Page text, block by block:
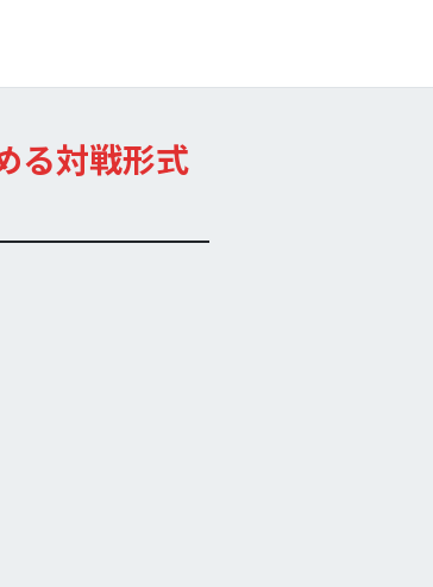
る対戦形式